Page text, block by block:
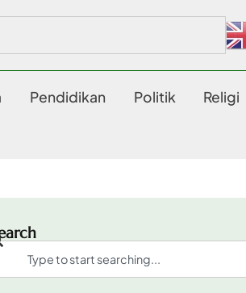
Pendidikan Politik Religi